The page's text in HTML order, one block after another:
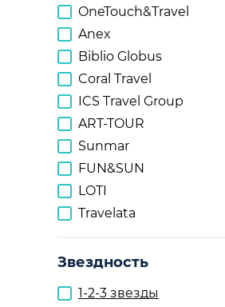
OneTouch&Travel
Anex
Biblio Globus
Coral Travel
ICS Travel Group
ART-TOUR
Sunmar
FUN&SUN
LOTI
Travelata
Звездность
1-2-3 звезды